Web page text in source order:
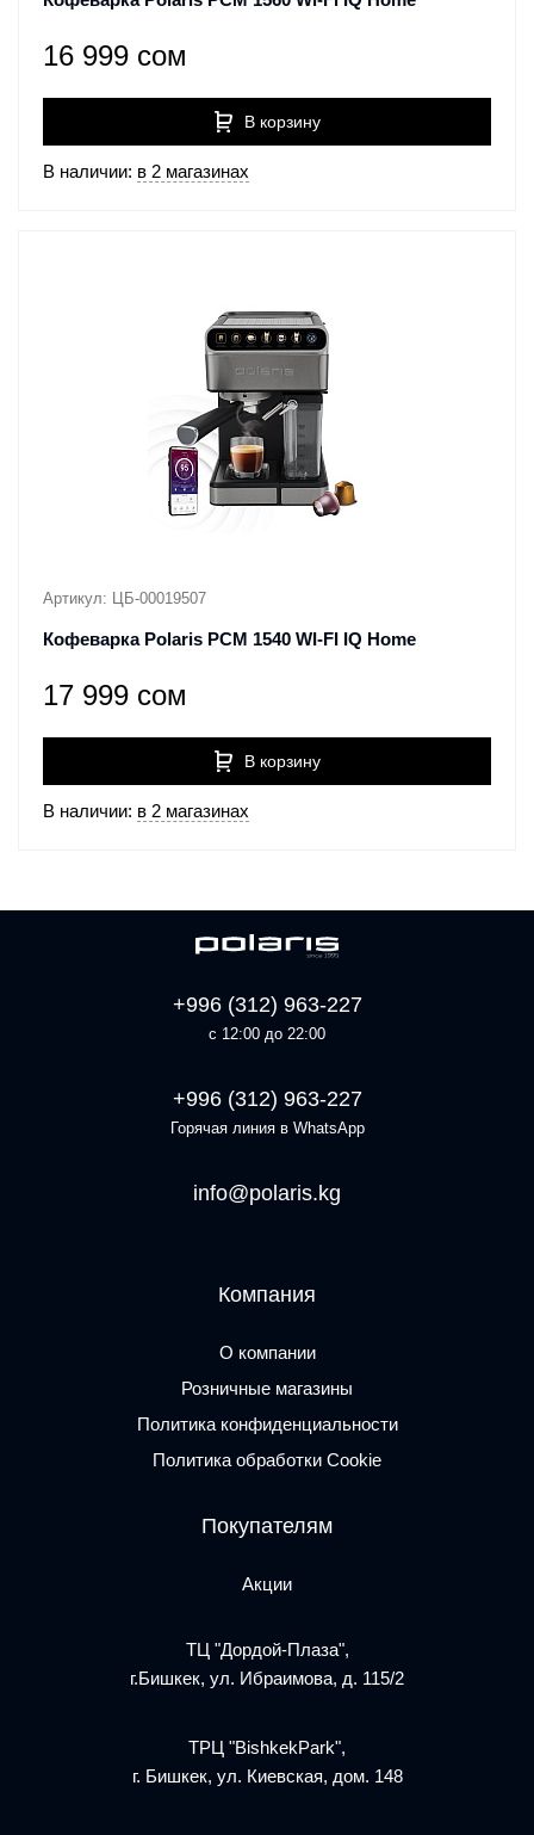
16 999 сом
В корзину
В наличии: в 2 магазинах
Артикул: ЦБ-00019507
Кофеварка Polaris PCM 1540 WI-FI IQ Home
17 999 сом
В корзину
В наличии: в 2 магазинах
+996 (312) 963-227
с 12:00 до 22:00
+996 (312) 963-227
Горячая линия в WhatsApp
info@polaris.kg
Компания
О компании
Розничные магазины
Политика конфиденциальности
Политика обработки Cookie
Покупателям
Акции
ТЦ "Дордой-Плаза",
г.Бишкек, ул. Ибраимова, д. 115/2
ТРЦ "BishkekPark",
г. Бишкек, ул. Киевская, дом. 148